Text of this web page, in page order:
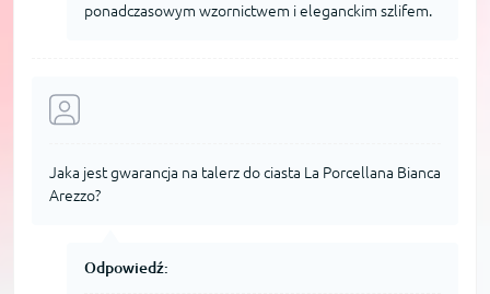
ponadczasowym wzornictwem i eleganckim szlifem.
Jaka jest gwarancja na talerz do ciasta La Porcellana Bianca
Arezzo?
Odpowiedź: